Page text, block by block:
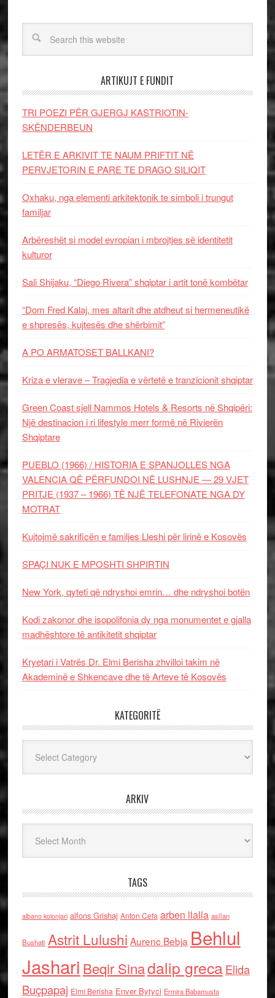
ARTIKUJT E FUNDIT
TRI POEZI PËR GJERGJ KASTRIOTIN-
SKËNDERBEUN
LETËR E ARKIVIT TE NAUM PRIFTIT NË
PERVJETORIN E PARE TE DRAGO SILIQIT
Oxhaku, nga elementi arkitektonik te simboli i trungut
familjar
Arbëreshët si model evropian i mbrojtjes së identitetit
kulturor
Sali Shijaku, “Diego Rivera” shqiptar i artit tonë kombëtar
“Dom Fred Kalaj, mes altarit dhe atdheut si hermeneutikë
e shpresës, kujtesës dhe shërbimit”
A PO ARMATOSET BALLKANI?
Kriza e vlerave – Tragjedia e vërtetë e tranzicionit shqiptar
Green Coast sjell Nammos Hotels & Resorts në Shqipëri:
Një destinacion i ri lifestyle merr formë në Rivierën
Shqiptare
PUEBLO (1966) / HISTORIA E SPANJOLLES NGA
VALENCIA QË PËRFUNDOI NË LUSHNJE — 29 VJET
PRITJE (1937 – 1966) TË NJË TELEFONATE NGA DY
MOTRAT
Kujtojmë sakrificën e familjes Lleshi për lirinë e Kosovës
SPAÇI NUK E MPOSHTI SHPIRTIN
New York, qyteti që ndryshoi emrin… dhe ndryshoi botën
Kodi zakonor dhe isopolifonia dy nga monumentet e gjalla
madhështore të antikitetit shqiptar
Kryetari i Vatrës Dr. Elmi Berisha zhvilloi takim në
Akademinë e Shkencave dhe të Arteve të Kosovës
KATEGORITË
ARKIV
TAGS
albano kolonjari alfons Grishaj Anton Cefa arben llalla asllan
Bushati Astrit Lulushi Aurenc Bebja Behlul
Jashari Beqir Sinadalip grecaElida
Buçpapaj Elmi Berisha Enver Bytyci Ermira Babamusta